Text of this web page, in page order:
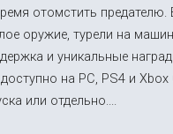
отомстить предателю.
оружие, турели на
и уникальные
на PC, PS4 и Xbox
или отдельно....